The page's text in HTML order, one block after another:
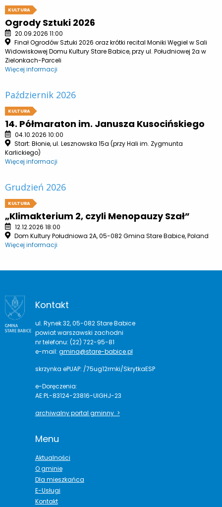
KULTURA
Ogrody Sztuki 2026
20.09.2026 11:00
Finał Ogrodów Sztuki 2026 oraz krótki recital Moniki Węgiel w Sali
Widowiskowej Domu Kultury Stare Babice, przy ul. Południowej 2a w
Zielonkach-Parceli
Więcej informacji
Październik 2026
KULTURA
14. Półmaraton im. Janusza Kusocińskiego
04.10.2026 10:00
Start: Błonie, ul. Lesznowska 15a (przy Hali im. Zygmunta
Karlickiego)
Więcej informacji
Grudzień 2026
KULTURA
„Klimakterium 2, czyli Menopauzy Szał”
12.12.2026 18:00
Dom Kultury Południowa 2A, 05-082 Gmina Stare Babice, Poland
Więcej informacji
Kontakt
ul. Rynek 32, 05-082 Stare Babice
powiat warszawski zachodni
nr telefonu: (22) 722-95-81
e-mail: gmina@stare-babice.pl
skrzynka ePUAP: /75ug12rmki/SkrytkaESP
e-Doręczenia:
AE:PL-83124-23816-UIGHJ-23
archiwalny portal gminny >
Menu
Aktualności
O gminie
Dla mieszkańca
E-Usługi
Kontakt